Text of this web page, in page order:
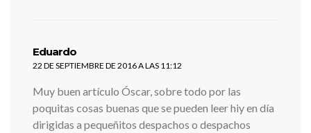
Eduardo
22 DE SEPTIEMBRE DE 2016 A LAS 11:12
Muy buen artículo Óscar, sobre todo por las
poquitas cosas buenas que se pueden leer hiy en día
dirigidas a pequeñitos despachos o despachos